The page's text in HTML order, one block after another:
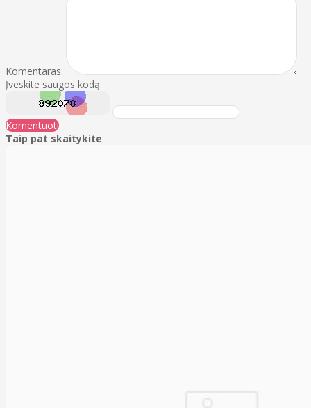
Komentaras:
Įveskite saugos kodą:
Komentuoti
Taip pat skaitykite